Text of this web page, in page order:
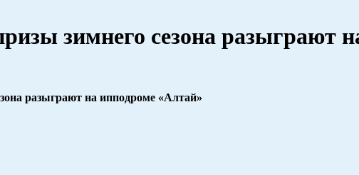
зимнего сезона разыграют
разыграют на ипподроме «Алтай»